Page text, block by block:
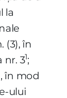
la
(3), în
nr. 31;
în mod
ului